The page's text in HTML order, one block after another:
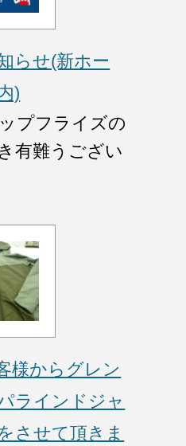
らせ(新ホー
)
プフライズの
有難うござい
様からグレン
ラインドジャ
させて頂きま